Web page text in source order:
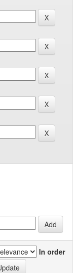
In order